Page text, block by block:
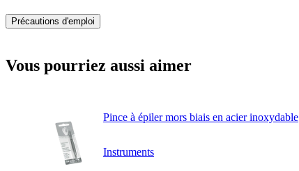
Précautions d'emploi
Vous pourriez aussi aimer
Pince à épiler mors biais en acier inoxydable
Instruments